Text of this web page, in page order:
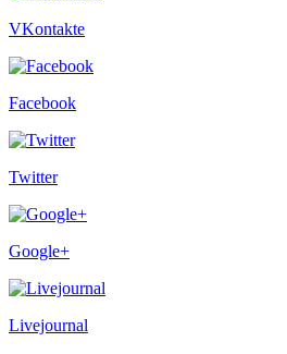
VKontakte
Facebook
Twitter
Google+
Livejournal